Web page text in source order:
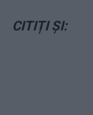
CITIȚI ȘI: